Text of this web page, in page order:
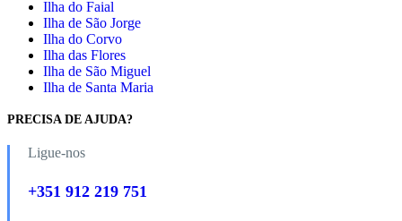
Ilha do Faial
Ilha de São Jorge
Ilha do Corvo
Ilha das Flores
Ilha de São Miguel
Ilha de Santa Maria
PRECISA DE AJUDA?
Ligue-nos
+351 912 219 751